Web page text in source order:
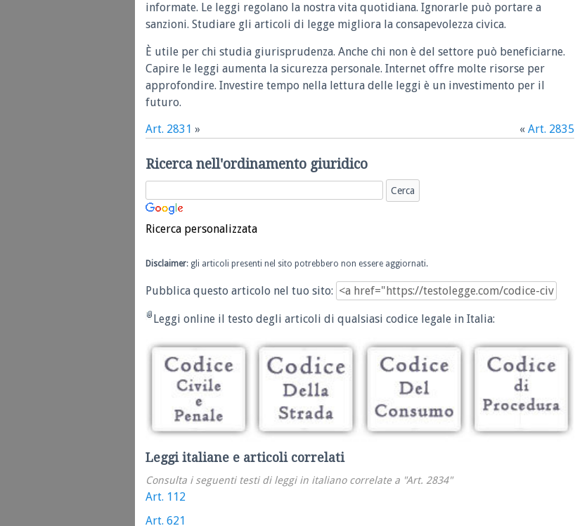
informate. Le leggi regolano la nostra vita quotidiana. Ignorarle può portare a
sanzioni. Studiare gli articoli di legge migliora la consapevolezza civica.
È utile per chi studia giurisprudenza. Anche chi non è del settore può beneficiarne.
Capire le leggi aumenta la sicurezza personale. Internet offre molte risorse per
approfondire. Investire tempo nella lettura delle leggi è un investimento per il
futuro.
Art. 2831 » « Art. 2835
Ricerca nell'ordinamento giuridico
Ricerca personalizzata
Disclaimer: gli articoli presenti nel sito potrebbero non essere aggiornati.
Pubblica questo articolo nel tuo sito:
Leggi online il testo degli articoli di qualsiasi codice legale in Italia:
Leggi italiane e articoli correlati
Consulta i seguenti testi di leggi in italiano correlate a "Art. 2834"
Art. 112
Art. 621